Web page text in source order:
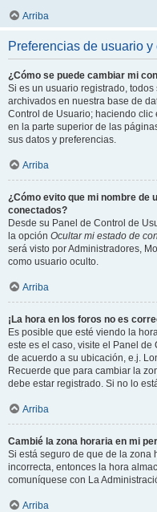
Arriba
Preferencias de usuario
¿Cómo se puede cambiar mi
Si es un usuario registrado,
archivados en nuestra base de
Control de Usuario; haciendo
en la parte superior de las
sus datos y preferencias.
Arriba
¿Cómo evito que mi nombre de
conectados?
Desde su Panel de Control de
la opción Ocultar mi estado de
será visto por Administradores,
como usuario oculto.
Arriba
¡La hora en los foros no es
Es posible que esté viendo la
este es el caso, visite el Panel
de acuerdo a su ubicación, e.j.
Recuerde que para cambiar la
debe estar registrado. Si no lo
Arriba
Cambié la zona horaria en mi
Si está seguro de que de la zona
incorrecta, entonces la hora
comuníquese con La
Arriba